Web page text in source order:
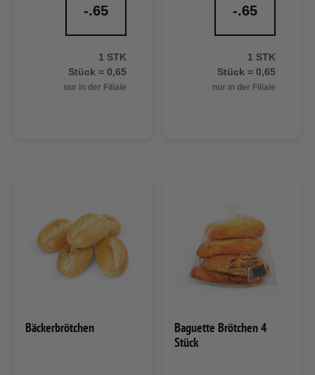
-.65
1 STK
Stück = 0,65
nur in der Filiale
-.65
1 STK
Stück = 0,65
nur in der Filiale
Bäckerbrötchen
Baguette Brötchen 4
Stück